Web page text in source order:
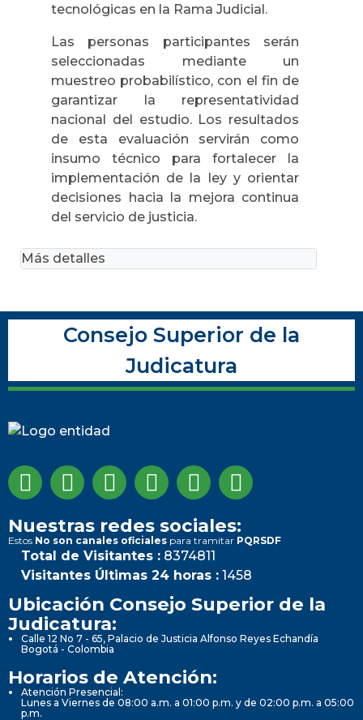
tecnológicas en la Rama Judicial.
Las personas participantes serán
seleccionadas mediante un
muestreo probabilístico, con el fin de
garantizar la representatividad
nacional del estudio. Los resultados
de esta evaluación servirán como
insumo técnico para fortalecer la
implementación de la ley y orientar
decisiones hacia la mejora continua
del servicio de justicia.
Más detalles
Consejo Superior de la
Judicatura
Nuestras redes sociales:
Estos No son canales oficiales para tramitar PQRSDF
Total de Visitantes : 8374811
Visitantes Últimas 24 horas : 1458
Ubicación Consejo Superior de la
Judicatura:
Calle 12 No 7 - 65, Palacio de Justicia Alfonso Reyes Echandía
Bogotá - Colombia
Horarios de Atención:
Atención Presencial:
Lunes a Viernes de 08:00 a.m. a 01:00 p.m. y de 02:00 p.m. a 05:00
p.m.